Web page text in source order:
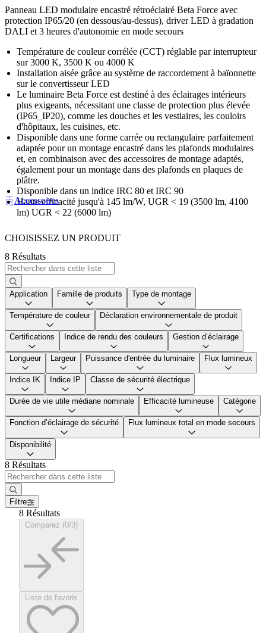
Panneau LED modulaire encastré rétroéclairé Beta Force avec
protection IP65/20 (en dessous/au-dessus), driver LED à gradation
DALI et 3 heures d'autonomie en mode secours
Température de couleur corrélée (CCT) réglable par interrupteur
sur 3000 K, 3500 K ou 4000 K
Installation aisée grâce au système de raccordement à baïonnette
sur le convertisseur LED
Le luminaire Beta Force est destiné à des éclairages intérieurs
plus exigeants, nécessitant une classe de protection plus élevée
(IP65_IP20), comme les douches et les vestiaires, les couloirs
d'hôpitaux, les cuisines, etc.
Disponible dans une forme carrée ou rectangulaire parfaitement
adaptée pour un montage encastré dans les plafonds modulaires
et, en combinaison avec des accessoires de montage adaptés,
également pour un montage dans des plafonds en plaques de
plâtre.
Disponible dans un indice IRC 80 et IRC 90
Haute efficacité jusqu'à 145 lm/W, UGR < 19 (3500 lm, 4100
lm) UGR < 22 (6000 lm)
Accessoires
CHOISISSEZ UN PRODUIT
8 Résultats
Application Famille de produits Type de montage
Température de couleur Déclaration environnementale de produit
Certifications Indice de rendu des couleurs Gestion d’éclairage
Longueur Largeur Puissance d'entrée du luminaire Flux lumineux
Indice IK Indice IP Classe de sécurité électrique
Durée de vie utile médiane nominale Efficacité lumineuse Catégorie
Fonction d’éclairage de sécurité Flux lumineux total en mode secours
Disponibilité
8 Résultats
Filtre
8 Résultats